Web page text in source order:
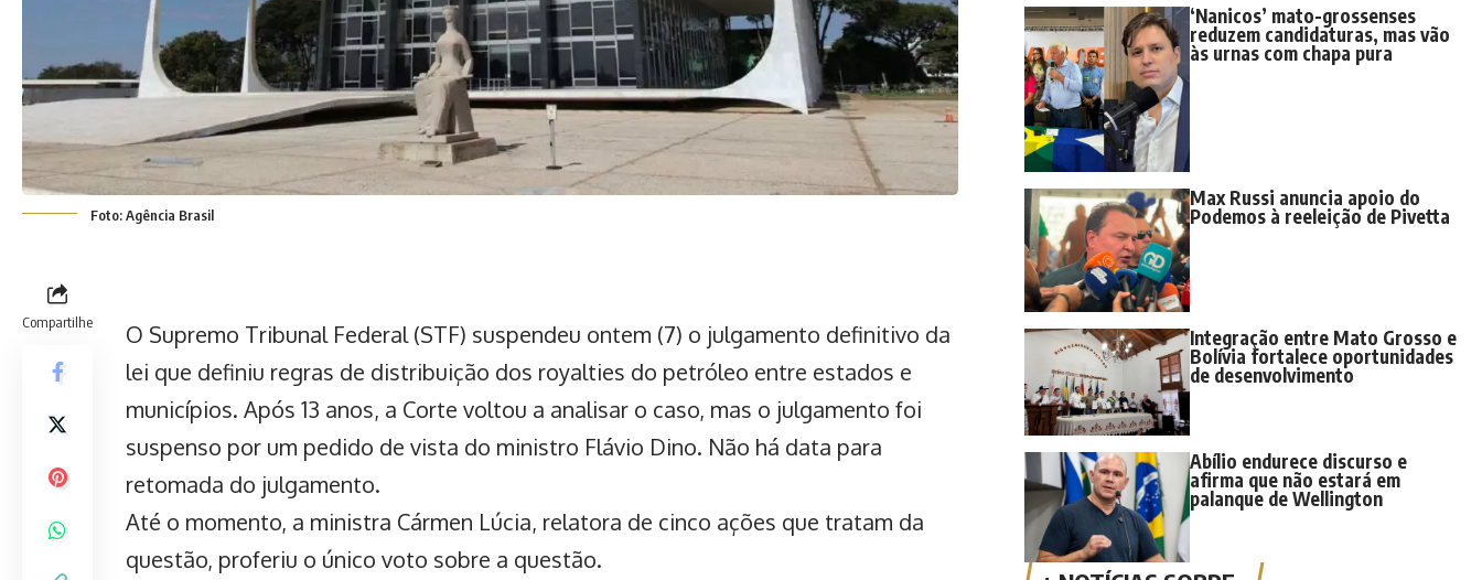
Foto: Agência Brasil
Compartilhe
O Supremo Tribunal Federal (STF) suspendeu ontem (7) o julgamento definitivo da
lei que definiu regras de distribuição dos royalties do petróleo entre estados e
municípios. Após 13 anos, a Corte voltou a analisar o caso, mas o julgamento foi
suspenso por um pedido de vista do ministro Flávio Dino. Não há data para
retomada do julgamento.
Até o momento, a ministra Cármen Lúcia, relatora de cinco ações que tratam da
questão, proferiu o único voto sobre a questão.
‘Nanicos’ mato-grossenses
reduzem candidaturas, mas vão
às urnas com chapa pura
Max Russi anuncia apoio do
Podemos à reeleição de Pivetta
Integração entre Mato Grosso e
Bolívia fortalece oportunidades
de desenvolvimento
Abílio endurece discurso e
afirma que não estará em
palanque de Wellington